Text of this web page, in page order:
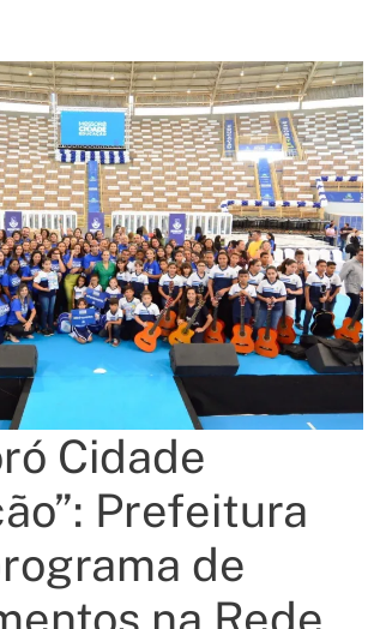
Cidade
Prefeitura
de